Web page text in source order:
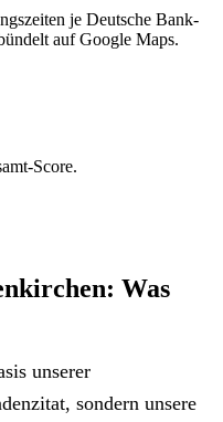
je Deutsche Bank-
auf Google Maps.
Score.
Was
unserer
sondern unsere